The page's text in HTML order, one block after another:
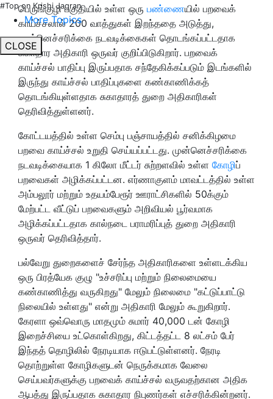
#Top on Krishi Jagran
More Topics
CLOSE
பெருங்குழி பகுதியில் உள்ள ஒரு பண்ணையில் பறவைக்
காய்ச்சலால் 200 வாத்துகள் இறந்ததை அடுத்து,
முன்னெச்சரிக்கை நடவடிக்கைகள் தொடங்கப்பட்டதாக
சுகாதார அதிகாரி ஒருவர் குறிப்பிடுகிறார். பறவைக்
காய்ச்சல் பாதிப்பு இருப்பதாக சந்தேகிக்கப்படும் இடங்களில்
இருந்து காய்ச்சல் பாதிப்புகளை கண்காணிக்கத்
தொடங்கியுள்ளதாக சுகாதாரத் துறை அதிகாரிகள்
தெரிவித்துள்ளனர்.
கோட்டயத்தில் உள்ள செம்பு பஞ்சாயத்தில் சனிக்கிழமை
பறவை காய்ச்சல் உறுதி செய்யப்பட்டது. முன்னெச்சரிக்கை
நடவடிக்கையாக 1 கிலோ மீட்டர் சுற்றளவில் உள்ள கோழிப்
பறவைகள் அழிக்கப்பட்டன. எர்ணாகுளம் மாவட்டத்தில் உள்ள
அம்பலூர் மற்றும் உதயம்பேரூர் ஊராட்சிகளில் 50க்கும்
மேற்பட்ட வீட்டுப் பறவைகளும் அறிவியல் பூர்வமாக
அழிக்கப்பட்டதாக கால்நடை பராமரிப்புத் துறை அதிகாரி
ஒருவர் தெரிவித்தார்.
பல்வேறு துறைகளைச் சேர்ந்த அதிகாரிகளை உள்ளடக்கிய
ஒரு பிரத்யேக குழு "உச்சரிப்பு மற்றும் நிலைமையை
கண்காணித்து வருகிறது" மேலும் நிலைமை "கட்டுப்பாட்டு
நிலையில் உள்ளது" என்று அதிகாரி மேலும் கூறுகிறார்.
கேரளா ஒவ்வொரு மாதமும் சுமார் 40,000 டன் கோழி
இறைச்சியை உட்கொள்கிறது, கிட்டத்தட்ட 8 லட்சம் பேர்
இந்தத் தொழிலில் நேரடியாக ஈடுபட்டுள்ளனர். நேரடி
தொற்றுள்ள கோழிகளுடன் நெருக்கமாக வேலை
செய்பவர்களுக்கு பறவைக் காய்ச்சல் வருவதற்கான அதிக
ஆபத்து இருப்பதாக சுகாதார நிபுணர்கள் எச்சரிக்கின்றனர்.